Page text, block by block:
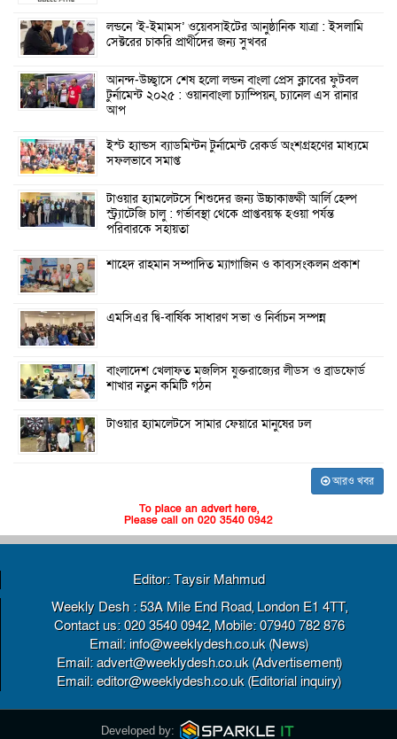
লন্ডনে ‘ই-ইমামস’ ওয়েবসাইটের আনুষ্ঠানিক যাত্রা : ইসলামি
সেক্টরের চাকরি প্রার্থীদের জন্য সুখবর
আনন্দ-উচ্ছ্বাসে শেষ হলো লন্ডন বাংলা প্রেস ক্লাবের ফুটবল
টুর্নামেন্ট ২০২৫ : ওয়ানবাংলা চ্যাম্পিয়ন, চ্যানেল এস রানার
আপ
ইস্ট হ্যান্ডস ব্যাডমিন্টন টুর্নামেন্ট রেকর্ড অংশগ্রহণের মাধ্যমে
সফলভাবে সমাপ্ত
টাওয়ার হ্যামলেটসে শিশুদের জন্য উচ্চাকাঙ্ক্ষী আর্লি হেল্প
স্ট্র্যাটেজি চালু : গর্ভাবস্থা থেকে প্রাপ্তবয়স্ক হওয়া পর্যন্ত
পরিবারকে সহায়তা
শাহেদ রাহমান সম্পাদিত ম্যাগাজিন ও কাব্যসংকলন প্রকাশ
এমসিএর দ্বি-বার্ষিক সাধারণ সভা ও নির্বাচন সম্পন্ন
বাংলাদেশ খেলাফত মজলিস যুক্তরাজ্যের লীডস ও ব্রাডফোর্ড
শাখার নতুন কমিটি গঠন
টাওয়ার হ্যামলেটসে সামার ফেয়ারে মানুষের ঢল
আরও খবর
To place an advert here,
Please call on 020 3540 0942
Editor: Taysir Mahmud
Weekly Desh : 53A Mile End Road, London E1 4TT,
Contact us: 020 3540 0942, Mobile: 07940 782 876
Email: info@weeklydesh.co.uk (News)
Email: advert@weeklydesh.co.uk (Advertisement)
Email: editor@weeklydesh.co.uk (Editorial inquiry)
Developed by: